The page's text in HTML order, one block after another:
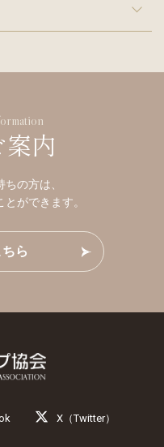
内
の方は、
ができます。
ら
X（Twitter）